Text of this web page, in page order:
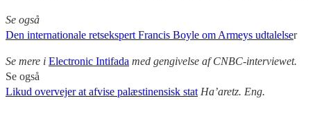
Se også
Den internationale retsekspert Francis Boyle om Armeys udtalelser
Se mere i Electronic Intifada med gengivelse af CNBC-interviewet.
Se også
Likud overvejer at afvise palæstinensisk stat Ha’aretz. Eng.